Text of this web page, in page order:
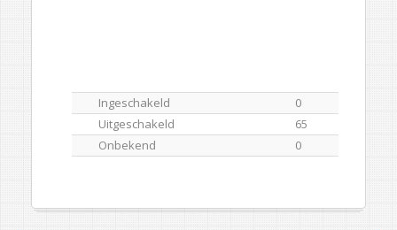
Ingeschakeld
0
Uitgeschakeld
65
Onbekend
0